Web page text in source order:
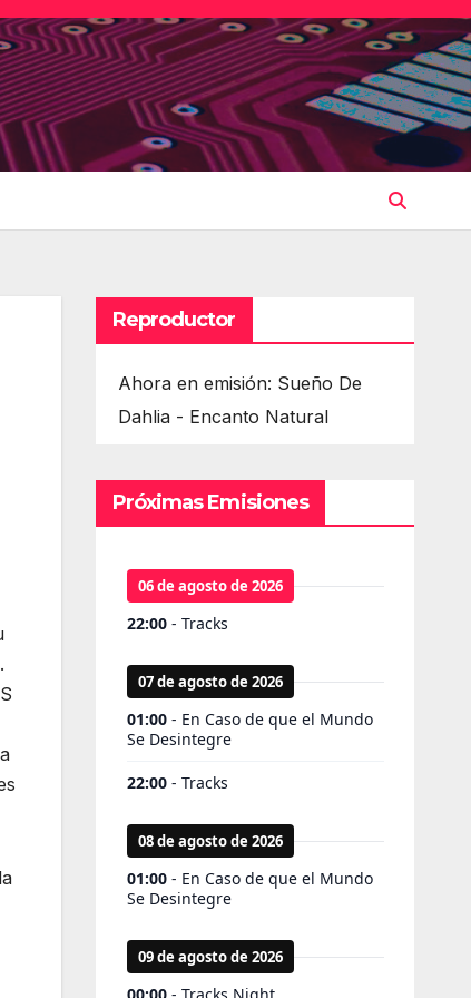
Reproductor
Ahora en emisión: Sueño De
Dahlia - Encanto Natural
Próximas Emisiones